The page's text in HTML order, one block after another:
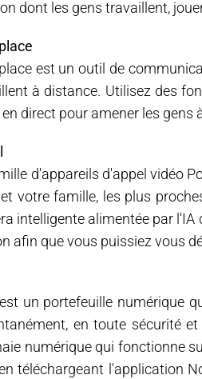
dont les gens travaillent,
est un outil de
à distance. Utilisez des
direct pour amener les gens
d'appareils d'appel vidéo
votre famille, les plus
intelligente alimentée par
afin que vous puissiez vous
un portefeuille numérique
en toute sécurité
numérique qui fonctionne
téléchargeant l'application